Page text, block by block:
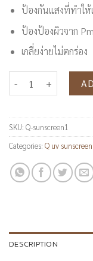
ป้องกันแสงที่ทำให้
ป้องป้องผิวจาก
เกลี่ยง่ายไม่ตกร่อง
SKU: Q-sunscreen1
Categories: Q uv sunscreen
DESCRIPTION